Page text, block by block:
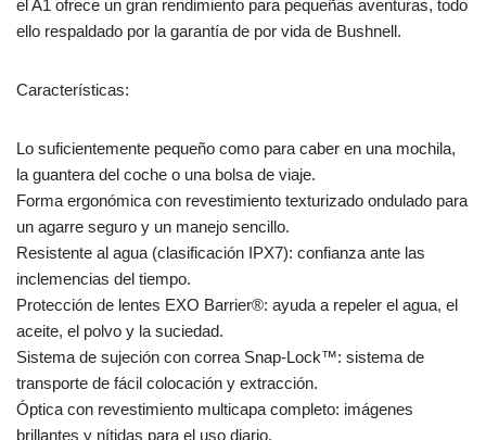
el A1 ofrece un gran rendimiento para pequeñas aventuras, todo
ello respaldado por la garantía de por vida de Bushnell.
Características:
Lo suficientemente pequeño como para caber en una mochila,
la guantera del coche o una bolsa de viaje.
Forma ergonómica con revestimiento texturizado ondulado para
un agarre seguro y un manejo sencillo.
Resistente al agua (clasificación IPX7): confianza ante las
inclemencias del tiempo.
Protección de lentes EXO Barrier®: ayuda a repeler el agua, el
aceite, el polvo y la suciedad.
Sistema de sujeción con correa Snap-Lock™: sistema de
transporte de fácil colocación y extracción.
Óptica con revestimiento multicapa completo: imágenes
brillantes y nítidas para el uso diario.